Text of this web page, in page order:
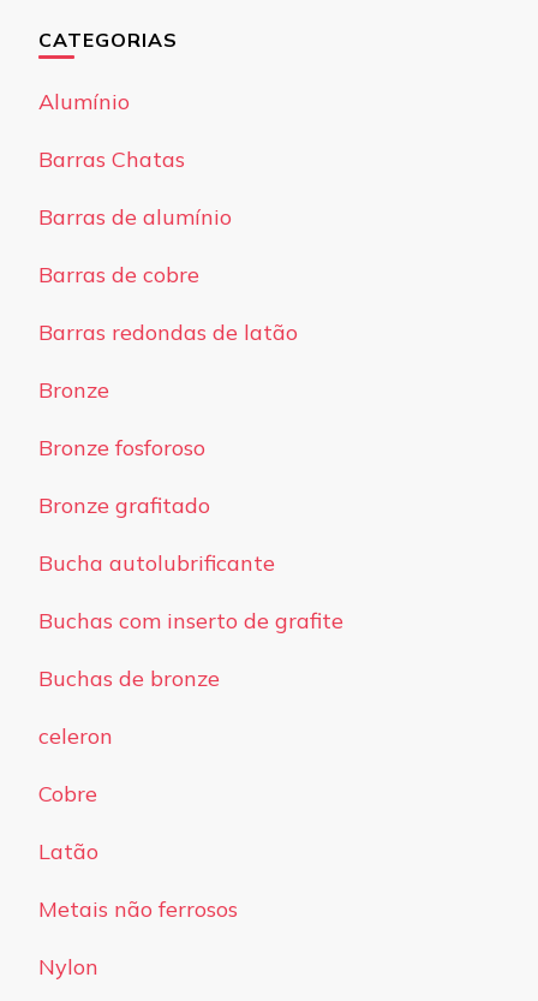
CATEGORIAS
Alumínio
Barras Chatas
Barras de alumínio
Barras de cobre
Barras redondas de latão
Bronze
Bronze fosforoso
Bronze grafitado
Bucha autolubrificante
Buchas com inserto de grafite
Buchas de bronze
celeron
Cobre
Latão
Metais não ferrosos
Nylon